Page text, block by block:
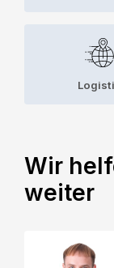
Wir
weiter